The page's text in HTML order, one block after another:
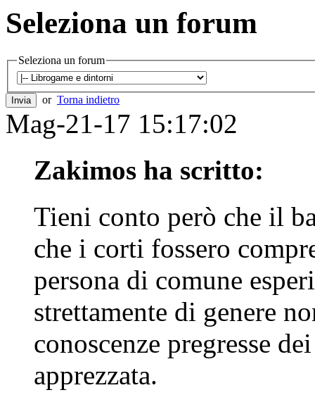
Seleziona un forum
Seleziona un forum
or Torna indietro
Mag-21-17 15:17:02
Zakimos ha scritto:
Tieni conto però che il
che i corti fossero
persona di comune
strettamente di genere
conoscenze pregresse
apprezzata.